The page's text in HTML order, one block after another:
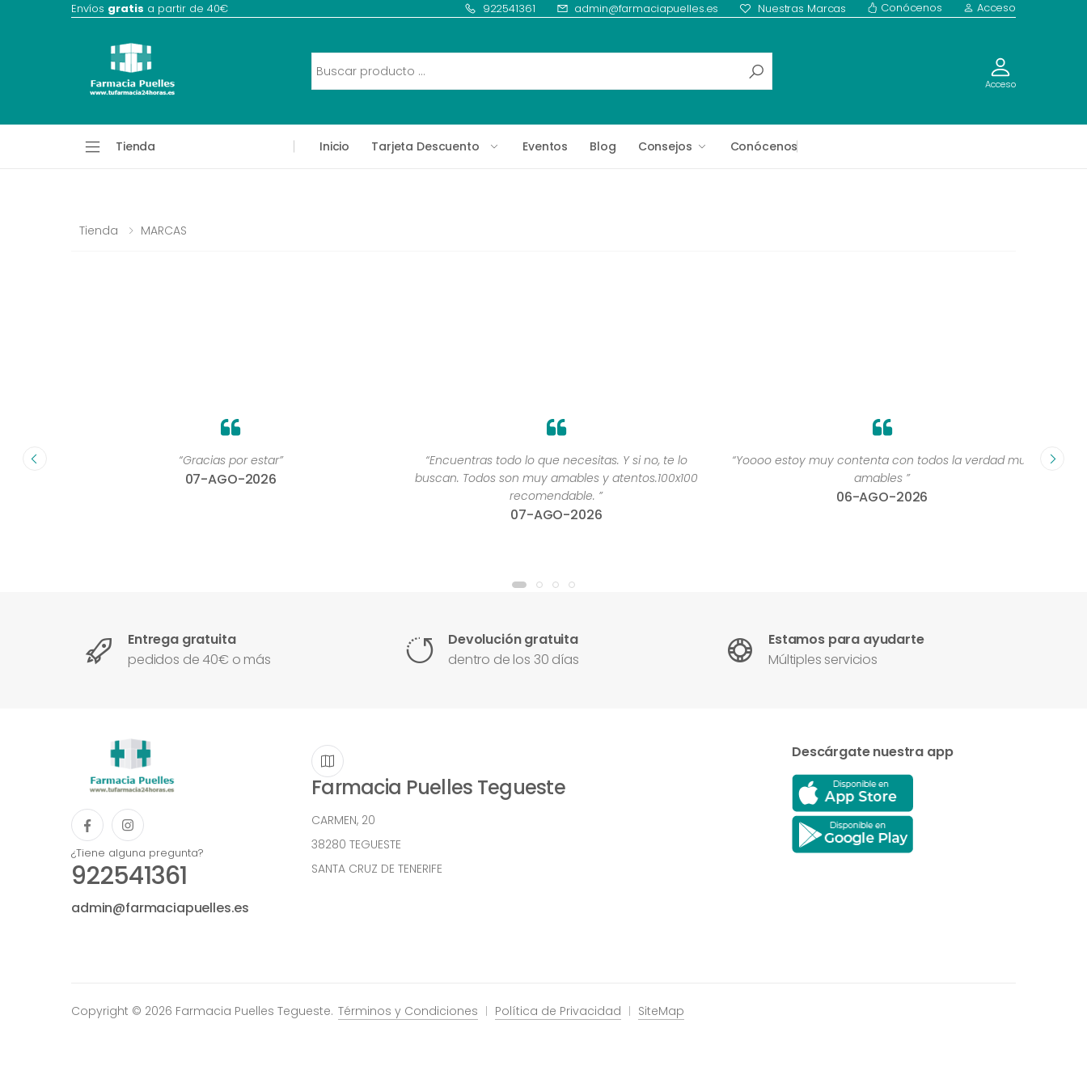
Envíos gratis a partir de 40€ 922541361 admin@farmaciapuelles.es Nuestras Marcas Conócenos Acceso
Acceso
Tienda Inicio Tarjeta Descuento Eventos Blog Consejos Conócenos
Tienda MARCAS
“Gracias por estar”
07-AGO-2026
“Encuentras todo lo que necesitas. Y si no, te lo
buscan. Todos son muy amables y atentos.100x100
recomendable. ”
07-AGO-2026
“Yoooo estoy muy contenta con todos la verdad muy
amables ”
06-AGO-2026
Entrega gratuita
pedidos de 40€ o más
Devolución gratuita
dentro de los 30 días
Estamos para ayudarte
Múltiples servicios
¿Tiene alguna pregunta?
922541361
admin@farmaciapuelles.es
Farmacia Puelles Tegueste
CARMEN, 20
38280 TEGUESTE
SANTA CRUZ DE TENERIFE
Descárgate nuestra app
Copyright © 2026 Farmacia Puelles Tegueste. Términos y Condiciones Política de Privacidad SiteMap